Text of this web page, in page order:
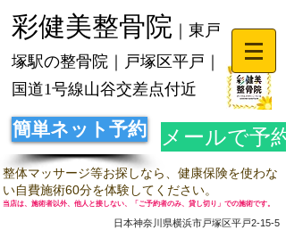
彩健美整骨院 ｜東戸
塚駅の整骨院｜戸塚区平戸｜
国道1号線山谷交差点付近
簡単ネット予約 メールで予約
整体マッサージ等お探しなら、健康保険を使わな
い自費施術60分を体験してください。
当店は、施術者以外、他人と接しない、「ご予約者のみ、貸し切り」での施術です。
日本神奈川県横浜市戸塚区平戸2-15-5